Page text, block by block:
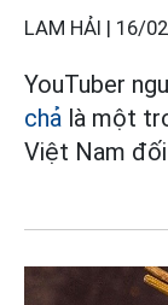
LAM HẢI | 16/
YouTuber
chả là một
Việt Nam